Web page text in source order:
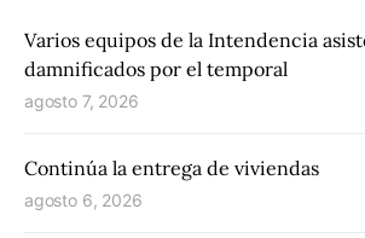
Varios equipos de la Intendencia
damnificados por el temporal
agosto 7, 2026
Continúa la entrega de viviendas
agosto 6, 2026